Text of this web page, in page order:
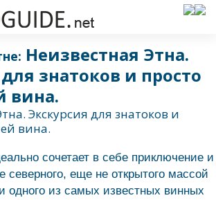
Неизвестная Этна.
знатоков и просто
вина.
сочетает в себе приключение и
северного, еще не открытого массой
одного из самых известных винных